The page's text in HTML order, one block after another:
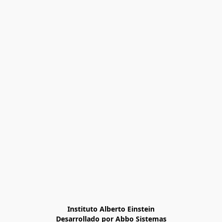
Instituto Alberto Einstein
Desarrollado por Abbo Sistemas